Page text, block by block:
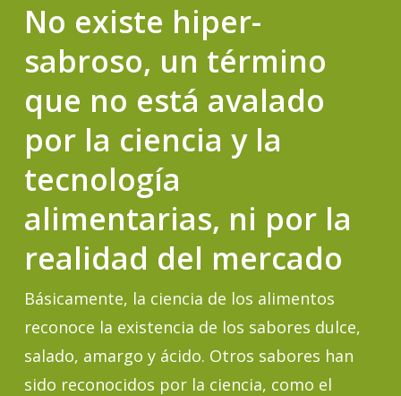
No existe hiper-
sabroso, un término
que no está avalado
por la ciencia y la
tecnología
alimentarias, ni por la
realidad del mercado
Básicamente, la ciencia de los alimentos
reconoce la existencia de los sabores dulce,
salado, amargo y ácido. Otros sabores han
sido reconocidos por la ciencia, como el